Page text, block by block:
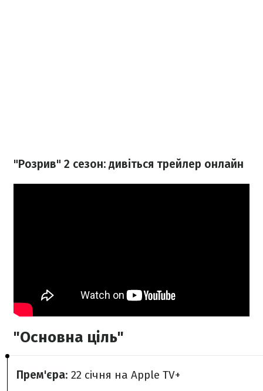
"Розрив" 2 сезон: дивіться трейлер онлайн
"Основна ціль"
Прем'єра: 22 січня на Apple TV+